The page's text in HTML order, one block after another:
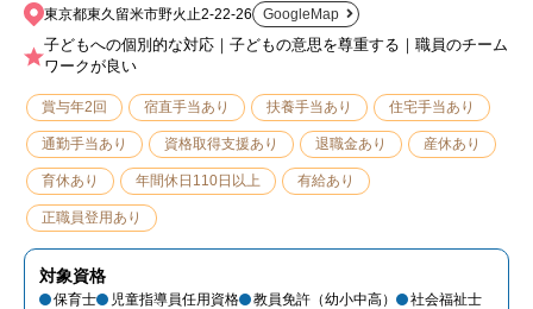
東京都東久留米市野火止2-22-26
GoogleMap
子どもへの個別的な対応｜子どもの意思を尊重する｜職員のチーム
ワークが良い
賞与年2回 宿直手当あり 扶養手当あり 住宅手当あり
通勤手当あり 資格取得支援あり 退職金あり 産休あり
育休あり 年間休日110日以上 有給あり
正職員登用あり
対象資格
保育士 児童指導員任用資格 教員免許（幼小中高）
社会福祉士